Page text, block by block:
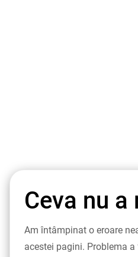
Ceva nu
Am întâmpinat o eroare
acestei pagini. Problema